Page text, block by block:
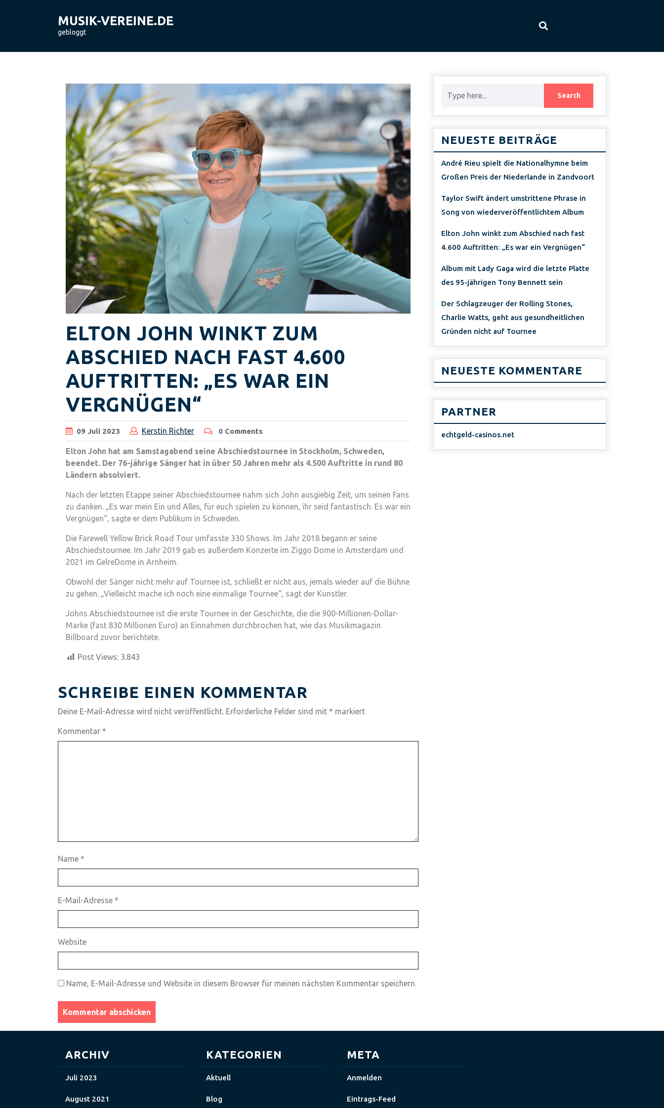
MUSIK-VEREINE.DE
gebloggt
ELTON JOHN WINKT ZUM
ABSCHIED NACH FAST 4.600
AUFTRITTEN: „ES WAR EIN
VERGNÜGEN“
09 Juli 2023 Kerstin Richter 0 Comments
Elton John hat am Samstagabend seine Abschiedstournee in Stockholm, Schweden,
beendet. Der 76-jährige Sänger hat in über 50 Jahren mehr als 4.500 Auftritte in rund 80
Ländern absolviert.
Nach der letzten Etappe seiner Abschiedstournee nahm sich John ausgiebig Zeit, um seinen Fans
zu danken. „Es war mein Ein und Alles, für euch spielen zu können, ihr seid fantastisch. Es war ein
Vergnügen“, sagte er dem Publikum in Schweden.
Die Farewell Yellow Brick Road Tour umfasste 330 Shows. Im Jahr 2018 begann er seine
Abschiedstournee. Im Jahr 2019 gab es außerdem Konzerte im Ziggo Dome in Amsterdam und
2021 im GelreDome in Arnheim.
Obwohl der Sänger nicht mehr auf Tournee ist, schließt er nicht aus, jemals wieder auf die Bühne
zu gehen. „Vielleicht mache ich noch eine einmalige Tournee“, sagt der Künstler.
Johns Abschiedstournee ist die erste Tournee in der Geschichte, die die 900-Millionen-Dollar-
Marke (fast 830 Millionen Euro) an Einnahmen durchbrochen hat, wie das Musikmagazin
Billboard zuvor berichtete.
Post Views: 3.843
SCHREIBE EINEN KOMMENTAR
Deine E-Mail-Adresse wird nicht veröffentlicht. Erforderliche Felder sind mit * markiert
Kommentar *
Name *
E-Mail-Adresse *
Website
Name, E-Mail-Adresse und Website in diesem Browser für meinen nächsten Kommentar speichern.
NEUESTE BEITRÄGE
André Rieu spielt die Nationalhymne beim
Großen Preis der Niederlande in Zandvoort
Taylor Swift ändert umstrittene Phrase in
Song von wiederveröffentlichtem Album
Elton John winkt zum Abschied nach fast
4.600 Auftritten: „Es war ein Vergnügen“
Album mit Lady Gaga wird die letzte Platte
des 95-jährigen Tony Bennett sein
Der Schlagzeuger der Rolling Stones,
Charlie Watts, geht aus gesundheitlichen
Gründen nicht auf Tournee
NEUESTE KOMMENTARE
PARTNER
echtgeld-casinos.net
ARCHIV
Juli 2023
August 2021
KATEGORIEN
Aktuell
Blog
META
Anmelden
Eintrags-Feed